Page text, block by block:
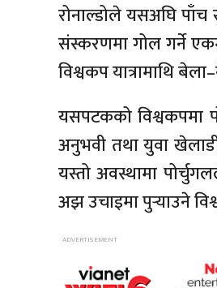
रोनाल्डोले यसअघि
संस्करणमा गोल गर्ने
विश्वकप यात्रामाथि
यसपटकको विश्वकपमा
अनुभवी तथा युवा
यस्तो अवस्थामा
अझ उचाइमा पुर्‍याउने